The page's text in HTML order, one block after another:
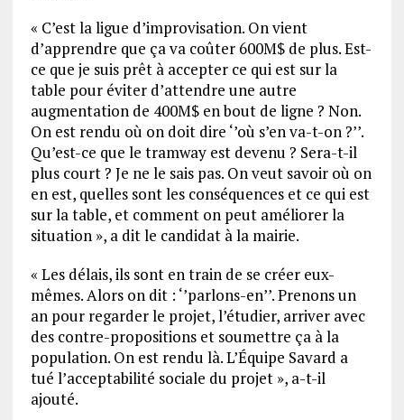
« C’est la ligue d’improvisation. On vient
d’apprendre que ça va coûter 600M$ de plus. Est-
ce que je suis prêt à accepter ce qui est sur la
table pour éviter d’attendre une autre
augmentation de 400M$ en bout de ligne ? Non.
On est rendu où on doit dire ‘’où s’en va-t-on ?’’.
Qu’est-ce que le tramway est devenu ? Sera-t-il
plus court ? Je ne le sais pas. On veut savoir où on
en est, quelles sont les conséquences et ce qui est
sur la table, et comment on peut améliorer la
situation », a dit le candidat à la mairie.
« Les délais, ils sont en train de se créer eux-
mêmes. Alors on dit : ‘’parlons-en’’. Prenons un
an pour regarder le projet, l’étudier, arriver avec
des contre-propositions et soumettre ça à la
population. On est rendu là. L’Équipe Savard a
tué l’acceptabilité sociale du projet », a-t-il
ajouté.